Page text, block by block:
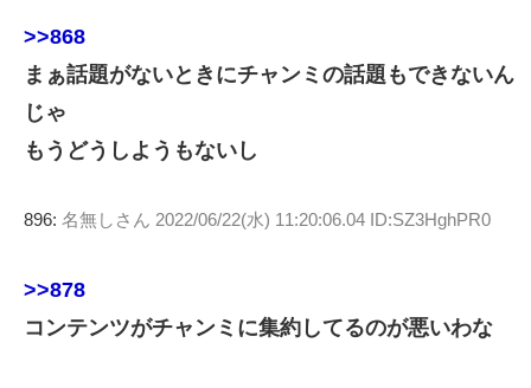
>>868
まぁ話題がないときにチャンミの話題もできないん
じゃ
もうどうしようもないし
896: 名無しさん 2022/06/22(水) 11:20:06.04 ID:SZ3HghPR0
>>878
コンテンツがチャンミに集約してるのが悪いわな